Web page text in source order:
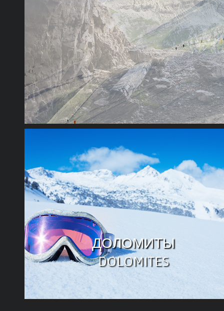
ДОЛОМИТЫ
DOLOMITES